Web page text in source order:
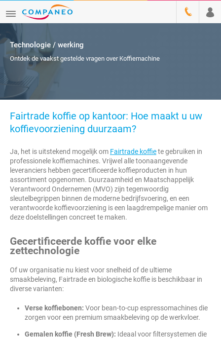
Technologie / werking
Ontdek de vaakst gestelde vragen over Koffiemachine
Fairtrade koffie op kantoor: Hoe maakt u uw
koffievoorziening duurzaam?
Ja, het is uitstekend mogelijk om Fairtrade koffiete gebruiken in
professionele koffiemachines. Vrijwel alle toonaangevende
leveranciers hebben gecertificeerde koffieproducten in hun
assortiment opgenomen. Duurzaamheid en Maatschappelijk
Verantwoord Ondernemen (MVO) zijn tegenwoordig
sleutelbegrippen binnen de moderne bedrijfsvoering, en een
verantwoorde koffievoorziening is een laagdrempelige manier om
deze doelstellingen concreet te maken.
Gecertificeerde koffie voor elke
zettechnologie
Of uw organisatie nu kiest voor snelheid of de ultieme
smaakbeleving, Fairtrade en biologische koffie is beschikbaar in
diverse varianten:
Verse koffiebonen: Voor bean-to-cup espressomachines die
zorgen voor een premium smaakbeleving op de werkvloer.
Gemalen koffie (Fresh Brew): Ideaal voor filtersystemen die